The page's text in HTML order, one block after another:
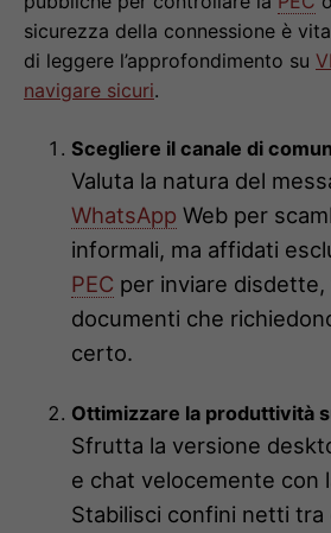
sicurezza della connessione è
di leggere l’approfondimento su
navigare sicuri.
Scegliere il canale di
Valuta la natura del
WhatsApp Web per
informali, ma affidati
PEC per inviare
documenti che
certo.
Ottimizzare la produttività
Sfrutta la versione
e chat velocemente con
Stabilisci confini netti tra